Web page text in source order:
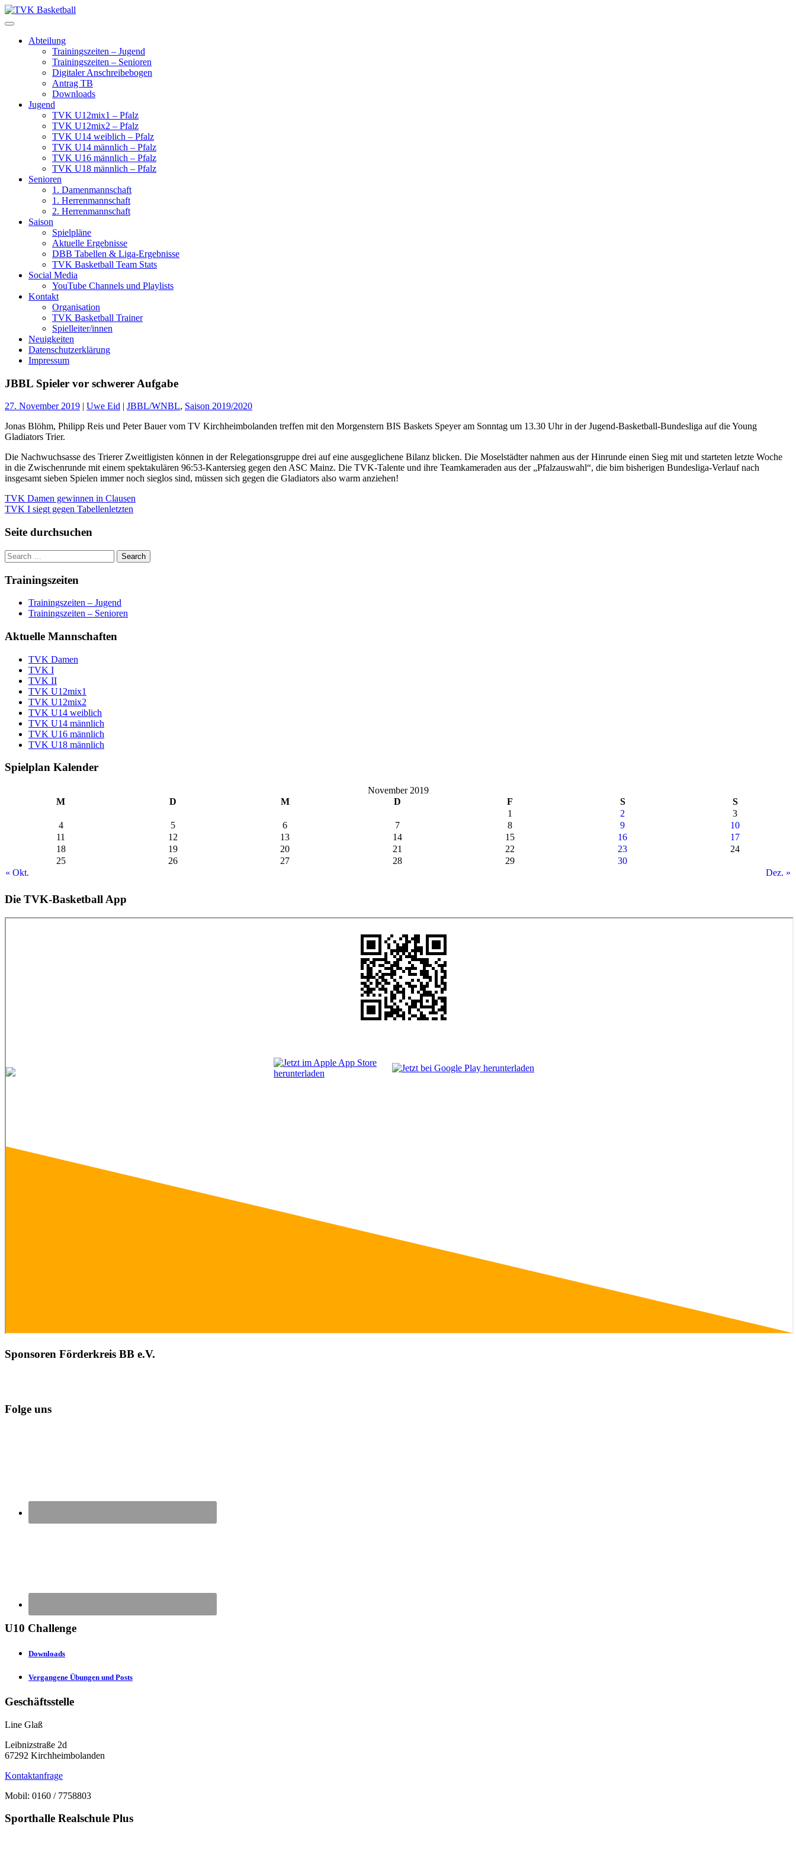
Skip
to
Abteilung
Trainingszeiten – Jugend
Trainingszeiten – Senioren
Digitaler Anschreibebogen
Antrag TB
Downloads
Jugend
TVK U12mix1 – Pfalz
TVK U12mix2 – Pfalz
TVK U14 weiblich – Pfalz
TVK U14 männlich – Pfalz
TVK U16 männlich – Pfalz
TVK U18 männlich – Pfalz
Senioren
1. Damenmannschaft
1. Herrenmannschaft
2. Herrenmannschaft
Saison
Spielpläne
Aktuelle Ergebnisse
DBB Tabellen & Liga-Ergebnisse
TVK Basketball Team Stats
Social Media
YouTube Channels und Playlists
Kontakt
Organisation
TVK Basketball Trainer
Spielleiter/innen
Neuigkeiten
Datenschutzerklärung
Impressum
JBBL Spieler vor schwerer Aufgabe
27. November 2019 | Uwe Eid | JBBL/WNBL, Saison 2019/2020
Jonas Blöhm, Philipp Reis und Peter Bauer vom TV Kirchheimbolanden treffen mit den Morgenstern BIS Baskets Speyer am Sonntag um 13.30 Uhr in der Jugend-Basketball-Bundesliga auf die Young
Gladiators Trier.
Die Nachwuchsasse des Trierer Zweitligisten können in der Relegationsgruppe drei auf eine ausgeglichene Bilanz blicken. Die Moselstädter nahmen aus der Hinrunde einen Sieg mit und starteten letzte Woche
in die Zwischenrunde mit einem spektakulären 96:53-Kantersieg gegen den ASC Mainz. Die TVK-Talente und ihre Teamkameraden aus der „Pfalzauswahl“, die bim bisherigen Bundesliga-Verlauf nach
insgesamt sieben Spielen immer noch sieglos sind, müssen sich gegen die Gladiators also warm anziehen!
Beitragsnavigation
TVK Damen gewinnen in Clausen
TVK I siegt gegen Tabellenletzten
Seite durchsuchen
Trainingszeiten
Trainingszeiten – Jugend
Trainingszeiten – Senioren
Aktuelle Mannschaften
TVK Damen
TVK I
TVK II
TVK U12mix1
TVK U12mix2
TVK U14 weiblich
TVK U14 männlich
TVK U16 männlich
TVK U18 männlich
Spielplan Kalender
November 2019
M
D M D F S S
« Okt. Dez. »
1 2
3
4
5 6 7 8 9
10
11
12 13 14 15 16
17
18
19 20 21 22 23
24
25
26 27 28 29 30
Die TVK-Basketball App
Sponsoren Förderkreis BB e.V.
Folge uns
U10 Challenge
Downloads
Vergangene Übungen und Posts
Geschäftsstelle
Line Glaß
Leibnizstraße 2d
67292 Kirchheimbolanden
Kontaktanfrage
Mobil: 0160 / 7758803
Sporthalle Realschule Plus